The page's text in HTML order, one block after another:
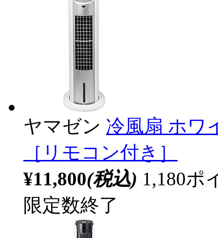
ヤマゼン 冷風扇 ホワ
［リモコン付き］
¥11,800(税込) 1,180ポ
限定数終了